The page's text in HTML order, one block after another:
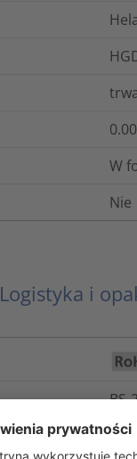
W
Nie
Logistyka i
BS-
UL